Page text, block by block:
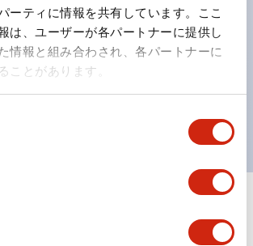
ーティに情報を共有しています。ここ
は、ユーザーが各パートナーに提供し
情報と組み合わされ、各パートナーに
ことがあります。
かつ自由自在にコントロールすることが
動作は用途に合わせて組み合わせ自由
ファイル